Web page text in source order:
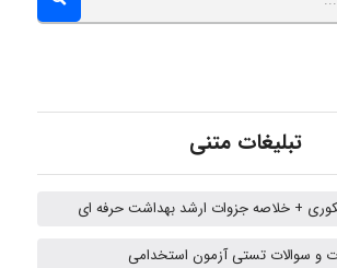
تبلیغات متنی
و سوالات تستی آزمون استخدامی